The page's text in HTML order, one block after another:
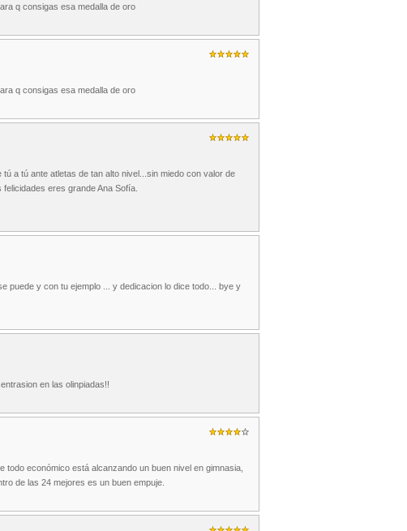
q consigas esa medalla de oro
q consigas esa medalla de oro
a tú ante atletas de tan alto nivel...sin miedo con valor de
eres grande Ana Sofía.
puede y con tu ejemplo ... y dedicacion lo dice todo... bye y
en las olinpiadas!!
económico está alcanzando un buen nivel en gimnasia,
de las 24 mejores es un buen empuje.